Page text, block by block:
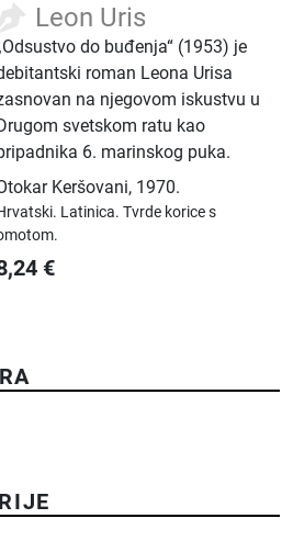
Leon Uris
do buđenja“ (1953) je
roman Leona Urisa
na njegovom iskustvu u
svetskom ratu kao
6. marinskog puka.
Keršovani, 1970.
Latinica.Tvrde korice s
€